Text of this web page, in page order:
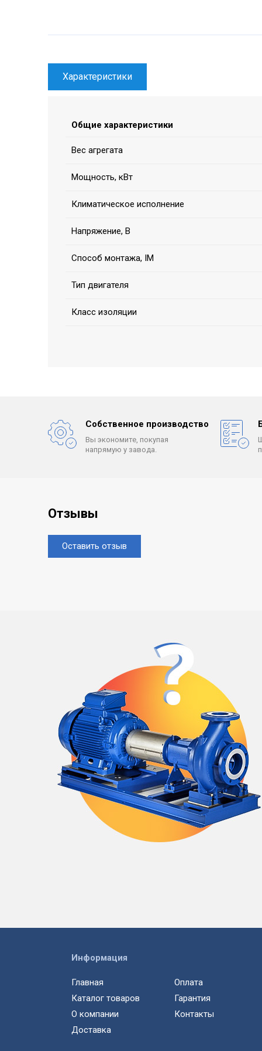
Характеристики
Общие характеристики
Вес агрегата
Мощность, кВт
Климатическое исполнение
Напряжение, В
Способ монтажа, IM
Тип двигателя
Класс изоляции
Собственное производство
Вы экономите, покупая
напрямую у завода.
Отзывы
Оставить отзыв
Информация
Главная
Каталог товаров
О компании
Доставка
Оплата
Гарантия
Контакты